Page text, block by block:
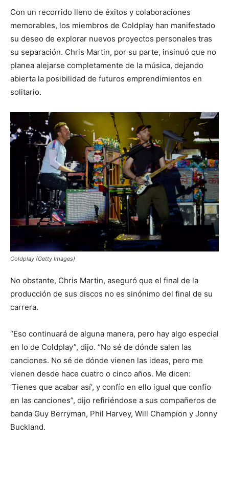
Con un recorrido lleno de éxitos y colaboraciones
memorables, los miembros de Coldplay han manifestado
su deseo de explorar nuevos proyectos personales tras
su separación. Chris Martin, por su parte, insinuó que no
planea alejarse completamente de la música, dejando
abierta la posibilidad de futuros emprendimientos en
solitario.
Coldplay (Getty Images)
No obstante, Chris Martin, aseguró que el final de la
producción de sus discos no es sinónimo del final de su
carrera.
“Eso continuará de alguna manera, pero hay algo especial
en lo de Coldplay”, dijo. “No sé de dónde salen las
canciones. No sé de dónde vienen las ideas, pero me
vienen desde hace cuatro o cinco años. Me dicen:
‘Tienes que acabar así’, y confío en ello igual que confío
en las canciones”, dijo refiriéndose a sus compañeros de
banda Guy Berryman, Phil Harvey, Will Champion y Jonny
Buckland.